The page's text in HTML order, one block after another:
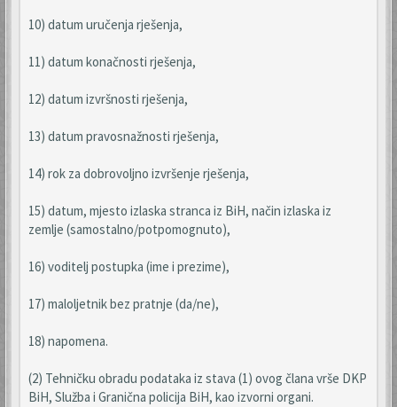
10) datum uručenja rješenja,
11) datum konačnosti rješenja,
12) datum izvršnosti rješenja,
13) datum pravosnažnosti rješenja,
14) rok za dobrovoljno izvršenje rješenja,
15) datum, mjesto izlaska stranca iz BiH, način izlaska iz
zemlje (samostalno/potpomognuto),
16) voditelj postupka (ime i prezime),
17) maloljetnik bez pratnje (da/ne),
18) napomena.
(2) Tehničku obradu podataka iz stava (1) ovog člana vrše DKP
BiH, Služba i Granična policija BiH, kao izvorni organi.